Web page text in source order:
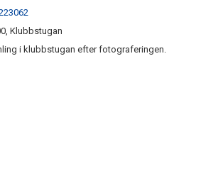
Klubbstugan
i klubbstugan efter fotograferingen.